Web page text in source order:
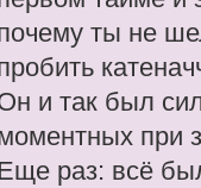
ты не
и так был
при
раз: всё